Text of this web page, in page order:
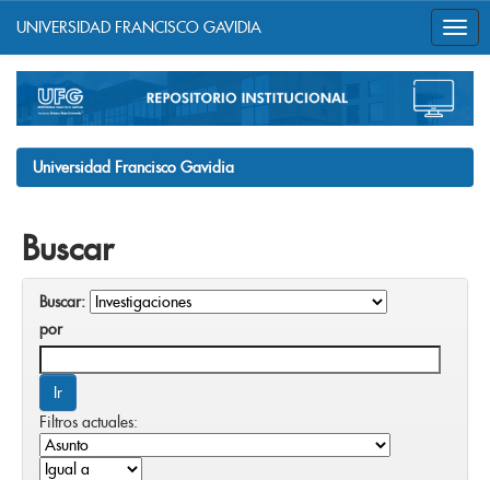
navigation
UNIVERSIDAD FRANCISCO GAVIDIA
Universidad Francisco Gavidia
Buscar
Buscar:
por
Filtros actuales: